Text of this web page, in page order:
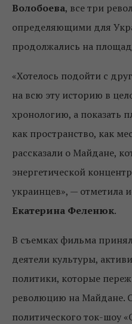
Волобоева, все три
определяющими для
продолжались на
«Хотелось подойти с
на всю эту историю в
хронологию, а показать
как пространство, как
рассказали о Майдане,
энергетической
украинцев», — отметила
Екатерина Феленюк.
В съемках фильма
деятели культуры,
политики, которые
революцию на Майдане.
политического ток-шоу